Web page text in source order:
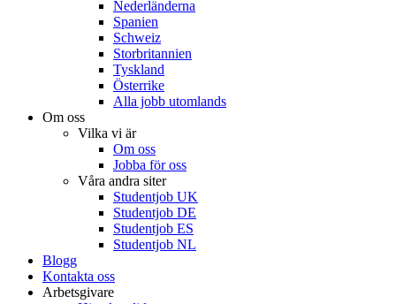
Nederländerna
Spanien
Schweiz
Storbritannien
Tyskland
Österrike
Alla jobb utomlands
Om oss
Vilka vi är
Om oss
Jobba för oss
Våra andra siter
Studentjob UK
Studentjob DE
Studentjob ES
Studentjob NL
Blogg
Kontakta oss
Arbetsgivare